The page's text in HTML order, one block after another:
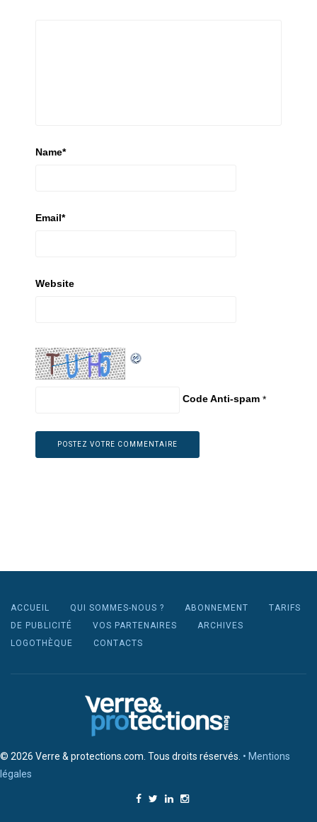
Name*
Email*
Website
Code Anti-spam *
ACCUEIL QUI SOMMES-NOUS ? ABONNEMENT
TARIFS
DE PUBLICITÉ
VOS PARTENAIRES
ARCHIVES
LOGOTHÈQUE
CONTACTS
© 2026 Verre & protections.com. Tous droits réservés. • Mentions
légales